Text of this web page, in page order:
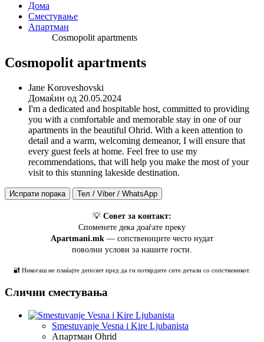
Дома
Сместување
Апартман
Cosmopolit apartments
Cosmopolit apartments
Jane Koroveshovski
Домаќин од 20.05.2024
I'm a dedicated and hospitable host, committed to providing
you with a comfortable and memorable stay in one of our
apartments in the beautiful Ohrid. With a keen attention to
detail and a warm, welcoming demeanor, I will ensure that
every guest feels at home. Feel free to use my
recommendations, that will help you make the most of your
visit to this stunning lakeside destination.
💡 Совет за контакт:
Споменете дека доаѓате преку
Apartmani.mk — сопствениците често нудат
поволни услови за нашите гости.
🔐 Никогаш не плаќајте депозит пред да ги потврдите сите детали со сопственикот.
Слични сместувања
Smestuvanje Vesna i Kire Ljubanista
Апартман Ohrid